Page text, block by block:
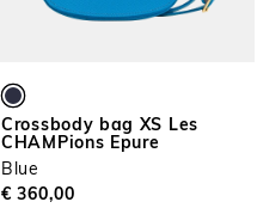
Crossbody bag XS Les
CHAMPions Epure
Blue
€ 360,00